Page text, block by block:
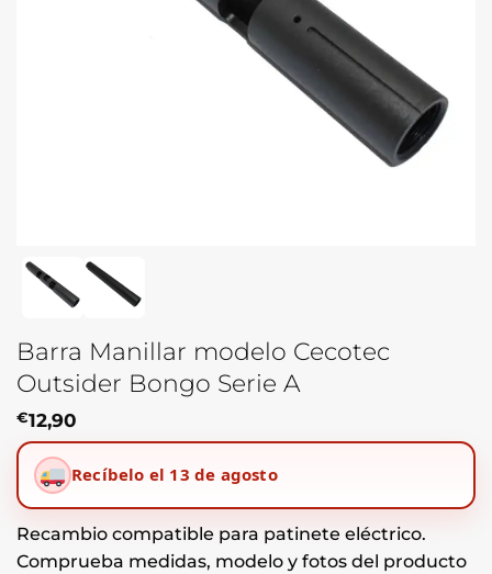
Barra Manillar modelo Cecotec
Outsider Bongo Serie A
€12,90
Recíbelo el 13 de agosto
Recambio compatible para patinete eléctrico.
Comprueba medidas, modelo y fotos del producto